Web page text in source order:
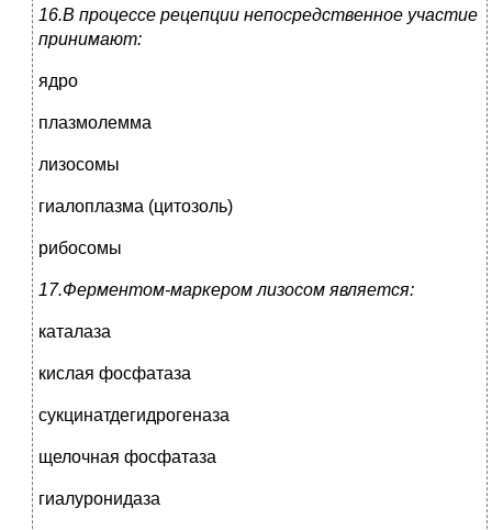
16.В процессе рецепции непосредственное участие
принимают:
ядро
плазмолемма
лизосомы
гиалоплазма (цитозоль)
рибосомы
17.Ферментом-маркером лизосом является:
каталаза
кислая фосфатаза
сукцинатдегидрогеназа
щелочная фосфатаза
гиалуронидаза